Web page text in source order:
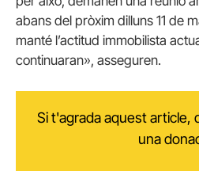
abans del pròxim dilluns 11 de
manté l’actitud immobilista
continuaran», asseguren.
Si t'agrada aquest article,
una